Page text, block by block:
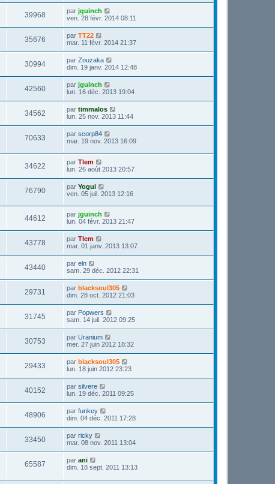
39968 par jguinch
ven. 28 févr. 2014 08:11
35676 par TT22
mar. 11 févr. 2014 21:37
30994 par Zouzaka
dim. 19 janv. 2014 12:48
42560 par jguinch
lun. 16 déc. 2013 19:04
34562 par timmalos
lun. 25 nov. 2013 11:44
70633 par scorp84
mar. 19 nov. 2013 16:09
34622 par Tlem
lun. 26 août 2013 20:57
76790 par Yogui
ven. 05 juil. 2013 12:16
44612 par jguinch
lun. 04 févr. 2013 21:47
43778 par Tlem
mar. 01 janv. 2013 13:07
43440 par eln
sam. 29 déc. 2012 22:31
29731 par blacksoul305
dim. 28 oct. 2012 21:03
31745 par Popwers
sam. 14 juil. 2012 09:25
30753 par Uranium
mer. 27 juin 2012 18:32
29433 par blacksoul305
lun. 18 juin 2012 23:23
40152 par silvere
lun. 19 déc. 2011 09:25
48906 par funkey
dim. 04 déc. 2011 17:28
33450 par ricky
mar. 08 nov. 2011 13:04
65587 par ani
dim. 18 sept. 2011 13:13